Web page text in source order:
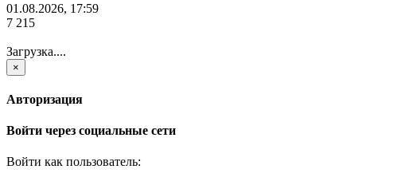
01.08.2026, 17:59
7 215
Загрузка....
×
Авторизация
Войти через социальные сети
Войти как пользователь: